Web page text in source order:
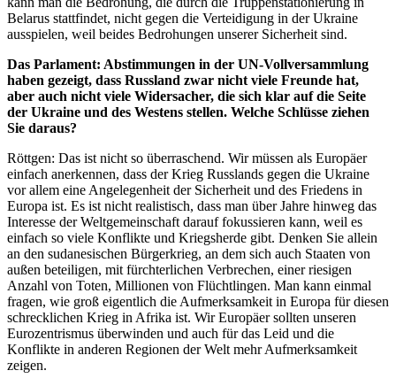
Belarus stattfindet, nicht gegen die Verteidigung in der Ukraine
ausspielen, weil beides Bedrohungen unserer Sicherheit sind.
Das Parlament: Abstimmungen in der UN-Vollversammlung
haben gezeigt, dass Russland zwar nicht viele Freunde hat,
aber auch nicht viele Widersacher, die sich klar auf die Seite
der Ukraine und des Westens stellen. Welche Schlüsse ziehen
Sie daraus?
Röttgen: Das ist nicht so überraschend. Wir müssen als Europäer
einfach anerkennen, dass der Krieg Russlands gegen die Ukraine
vor allem eine Angelegenheit der Sicherheit und des Friedens in
Europa ist. Es ist nicht realistisch, dass man über Jahre hinweg das
Interesse der Weltgemeinschaft darauf fokussieren kann, weil es
einfach so viele Konflikte und Kriegsherde gibt. Denken Sie allein
an den sudanesischen Bürgerkrieg, an dem sich auch Staaten von
außen beteiligen, mit fürchterlichen Verbrechen, einer riesigen
Anzahl von Toten, Millionen von Flüchtlingen. Man kann einmal
fragen, wie groß eigentlich die Aufmerksamkeit in Europa für diesen
schrecklichen Krieg in Afrika ist. Wir Europäer sollten unseren
Eurozentrismus überwinden und auch für das Leid und die
Konflikte in anderen Regionen der Welt mehr Aufmerksamkeit
zeigen.